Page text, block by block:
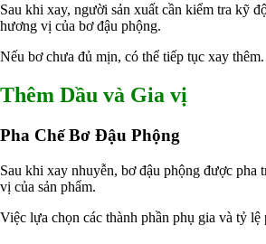
Sau khi xay, người sản xuất cần kiểm tra kỹ
hương vị của bơ đậu phộng.
Nếu bơ chưa đủ mịn, có thể tiếp tục xay
Thêm Dầu và Gia vị
Pha Chế Bơ Đậu Phộng
Sau khi xay nhuyễn, bơ đậu phộng được pha
vị của sản phẩm.
Việc lựa chọn các thành phần phụ gia và tỷ